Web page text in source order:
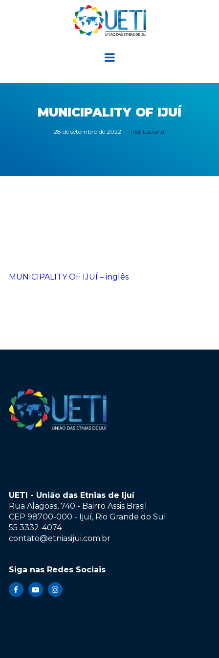
MUNICIPALITY OF IJUÍ
28 de setembro de 2022 Institucional
MUNICIPALITY OF IJUÍ – inglês
UETI - União das Etnias de Ijuí
Rua Alagoas, 740 - Bairro Assis Brasil
CEP 98700-000 - Ijuí, Rio Grande do Sul
55 3332-4074
contato@etniasijui.com.br
Siga nas Redes Sociais